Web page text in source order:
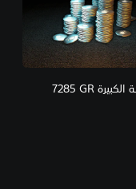
المجموعة الكبيرة ‎7285 GR